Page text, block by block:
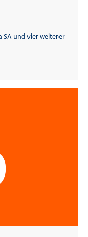
SA und vier weiterer